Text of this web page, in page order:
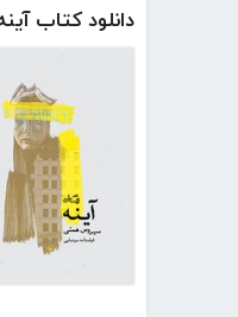
دانلود کتاب